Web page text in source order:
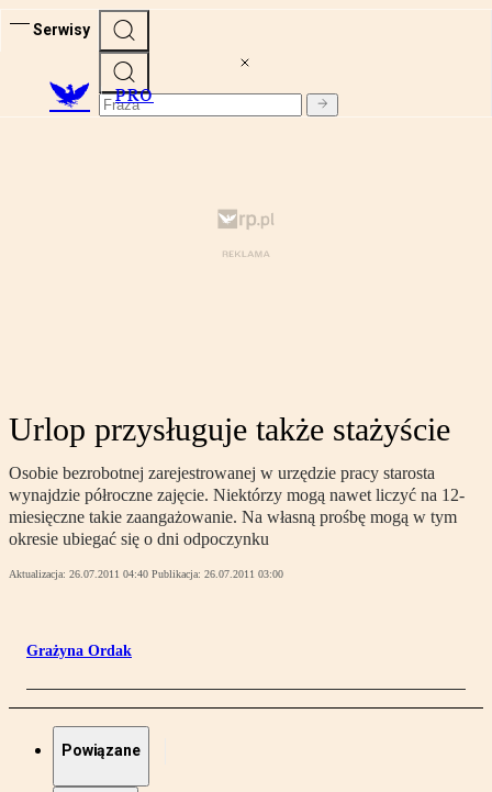
Serwisy
PRO
Urlop przysługuje także stażyście
Osobie bezrobotnej zarejestrowanej w urzędzie pracy starosta
wynajdzie półroczne zajęcie. Niektórzy mogą nawet liczyć na 12-
miesięczne takie zaangażowanie. Na własną prośbę mogą w tym
okresie ubiegać się o dni odpoczynku
Aktualizacja: 26.07.2011 04:40 Publikacja: 26.07.2011 03:00
Grażyna Ordak
Powiązane